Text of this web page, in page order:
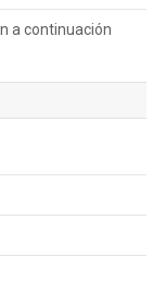
a continuación